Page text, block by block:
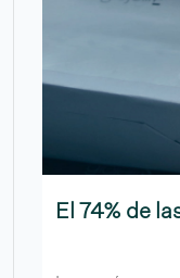
El 74% de